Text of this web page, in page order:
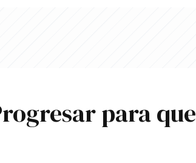
para que